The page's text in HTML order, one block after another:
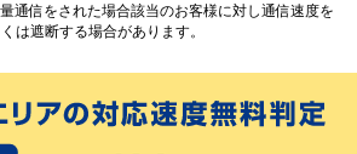
通信をされた場合該当のお客様に対し通信速度を
は遮断する場合があります。